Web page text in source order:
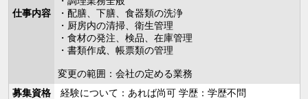
仕事内容
・配膳、下膳、食器類の洗浄
・厨房内の清掃、衛生管理
・食材の発注、検品、在庫管理
・書類作成、帳票類の管理
変更の範囲：会社の定める業務
募集資格
経験について：あれば尚可 学歴：学歴不問